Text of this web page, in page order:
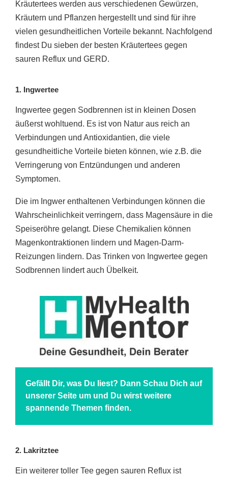
Kräutertees werden aus verschiedenen Gewürzen,
Kräutern und Pflanzen hergestellt und sind für ihre
vielen gesundheitlichen Vorteile bekannt. Nachfolgend
findest Du sieben der besten Kräutertees gegen
sauren Reflux und GERD.
1. Ingwertee
Ingwertee gegen Sodbrennen ist in kleinen Dosen
äußerst wohltuend. Es ist von Natur aus reich an
Verbindungen und Antioxidantien, die viele
gesundheitliche Vorteile bieten können, wie z.B. die
Verringerung von Entzündungen und anderen
Symptomen.
Die im Ingwer enthaltenen Verbindungen können die
Wahrscheinlichkeit verringern, dass Magensäure in die
Speiseröhre gelangt. Diese Chemikalien können
Magenkontraktionen lindern und Magen-Darm-
Reizungen lindern. Das Trinken von Ingwertee gegen
Sodbrennen lindert auch Übelkeit.
Gefällt Dir, was Du liest? Dann Schau Dich auf
unserer Seite um und Du wirst weitere
spannende Themen finden.
2. Lakritztee
Ein weiterer toller Tee gegen sauren Reflux ist